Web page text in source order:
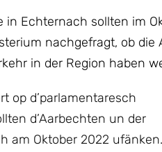
Echternach sollten im
nachgefragt, ob
in der Region haben
op d’parlamentaresch
d’Aarbechten un der
am Oktober 2022 ufänken.